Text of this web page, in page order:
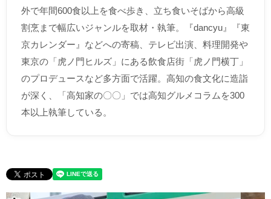
外で年間600食以上を食べ歩き、立ち食いそばから高級
割烹まで幅広いジャンルを取材・執筆。『dancyu』『東
京カレンダー』などへの寄稿、テレビ出演、料理開発や
東京の「虎ノ門ヒルズ」にある飲食店街「虎ノ門横丁」
のプロデュースなど多方面で活躍。高知の食文化に造詣
が深く、「高知家の〇〇」では高知グルメコラムを300
本以上執筆している。